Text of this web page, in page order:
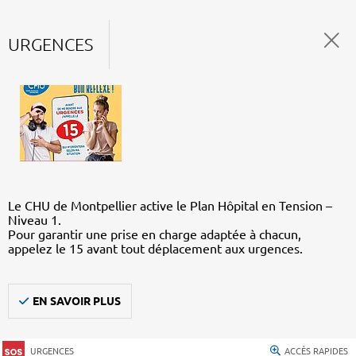
URGENCES
Le CHU de Montpellier active le Plan Hôpital en Tension –
Niveau 1.
Pour garantir une prise en charge adaptée à chacun,
appelez le 15 avant tout déplacement aux urgences.
EN SAVOIR PLUS
URGENCES ACCÈS RAPIDES